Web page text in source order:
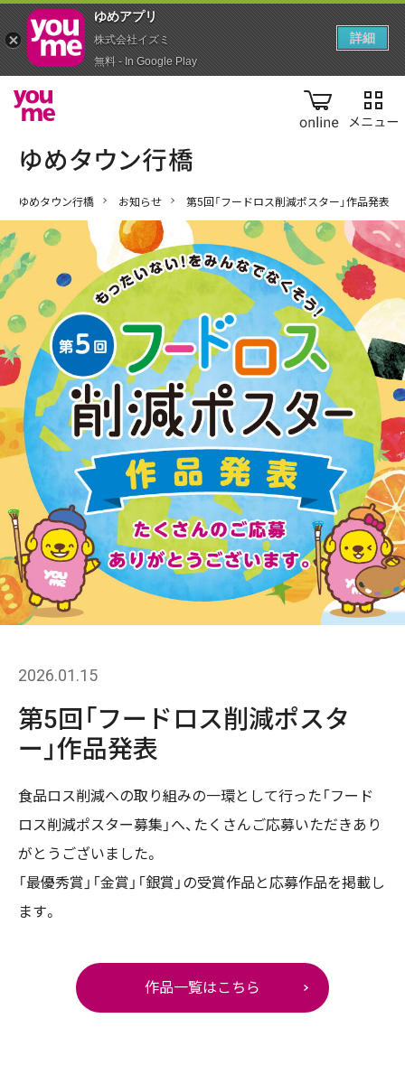
online
ゆめタウン行橋 お知らせ 第5回「フードロス削減ポスター」作品発表
2026.01.15
第5回「フードロス削減ポスタ
ー」作品発表
食品ロス削減への取り組みの一環として行った「フード
ロス削減ポスター募集」へ、たくさんご応募いただきあり
がとうございました。
「最優秀賞」「金賞」「銀賞」の受賞作品と応募作品を掲載し
ます。
作品一覧はこちら
ゆめアプ‪リ‬
株式会社イズミ
無料 - In Google Play
詳細